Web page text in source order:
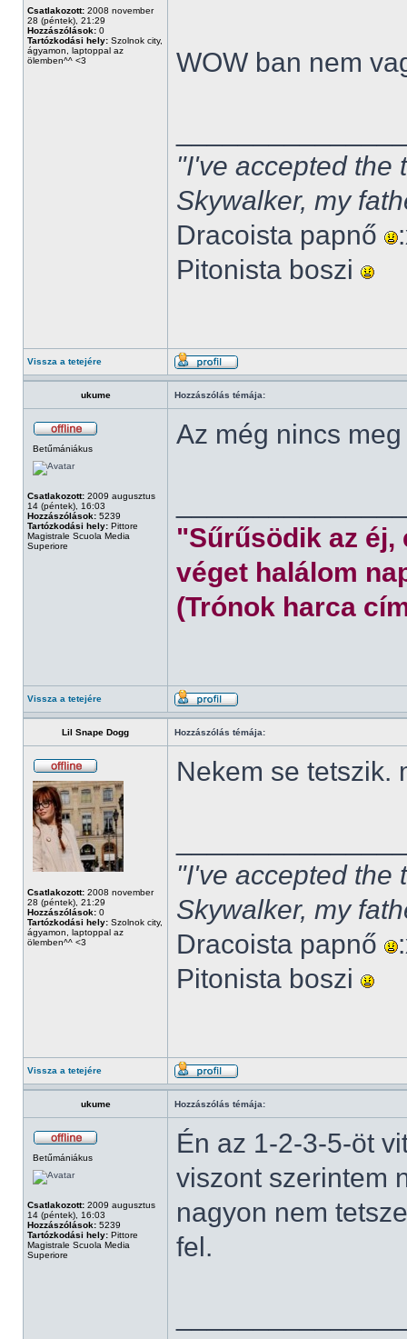
Csatlakozott: 2008 november
28 (péntek), 21:29
Hozzászólások: 0
Tartózkodási hely: Szolnok city,
ágyamon, laptoppal az
ölemben^^ <3
WOW ban nem
"I've accepted the
Skywalker, my
Dracoista papnő
Pitonista boszi
Vissza a tetejére
ukume Hozzászólás témája:
Betűmániákus
Csatlakozott: 2009 augusztus
14 (péntek), 16:03
Hozzászólások: 5239
Tartózkodási hely: Pittore
Magistrale Scuola Media
Superiore
Az még nincs
"Sűrűsödik az éj,
véget halálom
(Trónok harca
Vissza a tetejére
Lil Snape Dogg Hozzászólás témája:
Csatlakozott: 2008 november
28 (péntek), 21:29
Hozzászólások: 0
Tartózkodási hely: Szolnok city,
ágyamon, laptoppal az
ölemben^^ <3
Nekem se tetszik.
"I've accepted the
Skywalker, my
Dracoista papnő
Pitonista boszi
Vissza a tetejére
ukume Hozzászólás témája:
Betűmániákus
Csatlakozott: 2009 augusztus
14 (péntek), 16:03
Hozzászólások: 5239
Tartózkodási hely: Pittore
Magistrale Scuola Media
Superiore
Én az 1-2-3-5-öt
viszont szerintem
nagyon nem
fel.